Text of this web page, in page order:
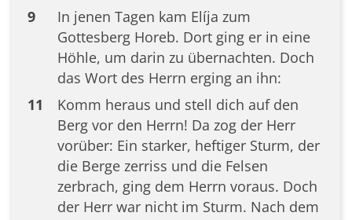
9
In jenen Tagen kam Elíja zum
Gottesberg Horeb. Dort ging er in eine
Höhle, um darin zu übernachten. Doch
das Wort des Herrn erging an ihn:
11
Komm heraus und stell dich auf den
Berg vor den Herrn! Da zog der Herr
vorüber: Ein starker, heftiger Sturm, der
die Berge zerriss und die Felsen
zerbrach, ging dem Herrn voraus. Doch
der Herr war nicht im Sturm. Nach dem